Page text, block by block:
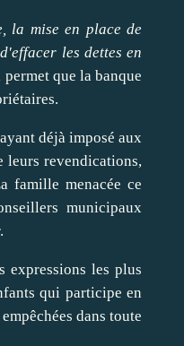
la mise en place de
effacer les dettes en
que la banque
déjà imposé aux
leurs revendications,
famille menacée ce
municipaux
.
expressions les plus
qui participe en
dans toute